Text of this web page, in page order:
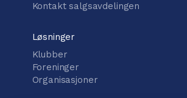
Kontakt salgsavdelingen
Løsninger
Klubber
Foreninger
Organisasjoner